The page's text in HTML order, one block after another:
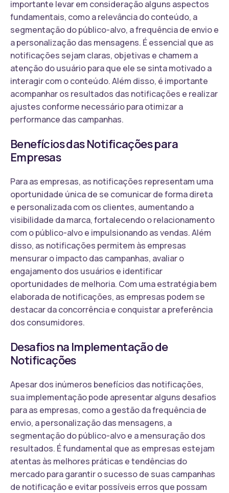
importante levar em consideração alguns aspectos
fundamentais, como a relevância do conteúdo, a
segmentação do público-alvo, a frequência de envio e
a personalização das mensagens. É essencial que as
notificações sejam claras, objetivas e chamem a
atenção do usuário para que ele se sinta motivado a
interagir com o conteúdo. Além disso, é importante
acompanhar os resultados das notificações e realizar
ajustes conforme necessário para otimizar a
performance das campanhas.
Benefícios das Notificações para
Empresas
Para as empresas, as notificações representam uma
oportunidade única de se comunicar de forma direta
e personalizada com os clientes, aumentando a
visibilidade da marca, fortalecendo o relacionamento
com o público-alvo e impulsionando as vendas. Além
disso, as notificações permitem às empresas
mensurar o impacto das campanhas, avaliar o
engajamento dos usuários e identificar
oportunidades de melhoria. Com uma estratégia bem
elaborada de notificações, as empresas podem se
destacar da concorrência e conquistar a preferência
dos consumidores.
Desafios na Implementação de
Notificações
Apesar dos inúmeros benefícios das notificações,
sua implementação pode apresentar alguns desafios
para as empresas, como a gestão da frequência de
envio, a personalização das mensagens, a
segmentação do público-alvo e a mensuração dos
resultados. É fundamental que as empresas estejam
atentas às melhores práticas e tendências do
mercado para garantir o sucesso de suas campanhas
de notificação e evitar possíveis erros que possam